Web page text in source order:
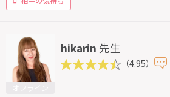
hikarin 先生
（4.95）